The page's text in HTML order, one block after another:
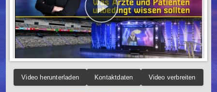
Video herunterladen Kontaktdaten Video verbreiten